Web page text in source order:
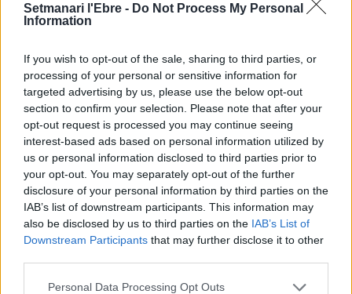
Setmanari l'Ebre - Do Not Process My Personal
Information
If you wish to opt-out of the sale, sharing to third parties, or
processing of your personal or sensitive information for
targeted advertising by us, please use the below opt-out
section to confirm your selection. Please note that after your
opt-out request is processed you may continue seeing
interest-based ads based on personal information utilized by
us or personal information disclosed to third parties prior to
your opt-out. You may separately opt-out of the further
disclosure of your personal information by third parties on the
IAB’s list of downstream participants. This information may
also be disclosed by us to third parties on the IAB’s List of
Downstream Participants that may further disclose it to other
Personal Data Processing Opt Outs
Deseu el meu nom, el correu electrònic i el lloc web en
aquest navegador per a la propera vegada que comenti.
ÚLTIMES NOTÍCIES
enguany amb més modistes i gairebé
40 peces a concurs